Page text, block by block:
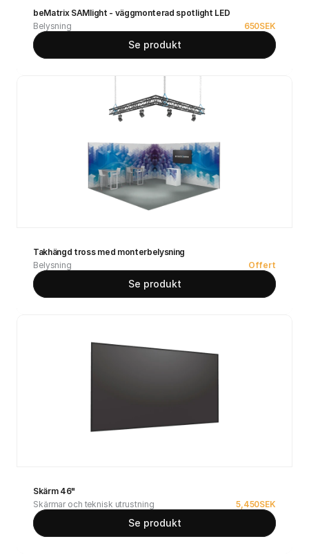
beMatrix SAMlight - väggmonterad spotlight LED
Belysning
650SEK
Se produkt
Takhängd tross med monterbelysning
Belysning
Offert
Se produkt
Skärm 46"
Skärmar och teknisk utrustning
5,450SEK
Se produkt